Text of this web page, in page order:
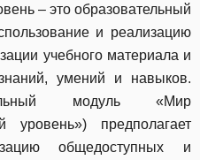
– это образовательный
и реализацию
учебного материала и
умений и навыков.
модуль «Мир
уровень») предполагает
общедоступных и